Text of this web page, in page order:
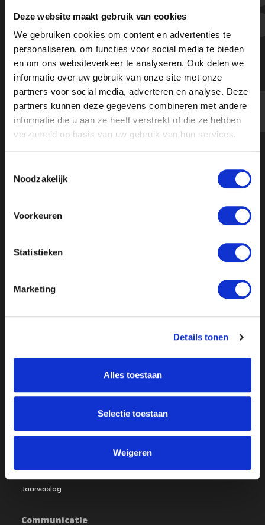
Deze website maakt gebruik van cookies
We gebruiken cookies om content en advertenties te
personaliseren, om functies voor social media te bieden
en om ons websiteverkeer te analyseren. Ook delen we
informatie over uw gebruik van onze site met onze
partners voor social media, adverteren en analyse. Deze
partners kunnen deze gegevens combineren met andere
informatie die u aan ze heeft verstrekt of die ze hebben
verzameld op basis van uw gebruik van hun services.
Noodzakelijk
Voorkeuren
Statistieken
Marketing
Details tonen
Alles toestaan
Selectie toestaan
Weigeren
"Veganisten, bemoei je niet met
mijn leven!" - Ongehoord Nieuws
Word lid
Doneer
Steunbetuigingen
Vacatures
Raad van Toezicht
Jaarverslag
Openbare registers
Communicatie